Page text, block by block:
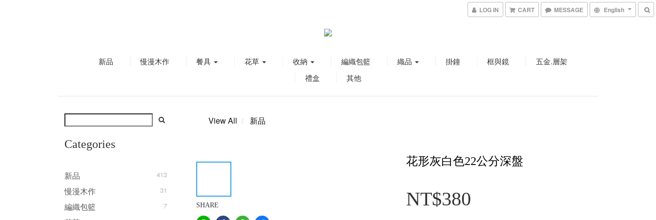
LOG IN CART MESSAGE English
新品 慢漫木作 餐具 花草 收納 編織包籃 織品 掛鐘 框與鏡
五金.層架
禮盒
其他
Categories
新品 413
慢漫木作 31
編織包籃 7
View All 新品
SHARE
花形灰白色22公分深盤
NT$380